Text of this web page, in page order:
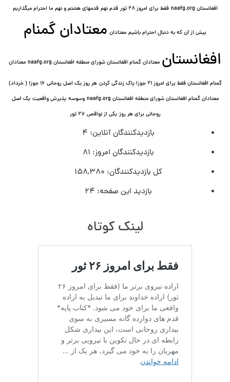
افغانستان naafg.org
فقط برای امروز ۲۸ ثور قدم نهم قدمهای هشتم و نهم ما احترام میگذاریم
بیش از آن که به دنبال احترام باشیم معتادان معتادان گمنام
افغانستان معتادان گمنام افغانستان شورای منطقه افغانستان naafg.org معتادان
گمنام افغانستان فقط برای امروز ۲۱ جوزا پاک زندگی کردن
هر روز یک اصل روحانی ۱۶ جوزا ( خرداد)
معتادان گمنام افغانستان شورای منطقه افغانستان naafg.org
وسوسه پذيرش واقعیت یک اصل
روحانی برای هر روز یکی از نواقص ۲۷ ثور
بازدیدکنندگان آنلاین: 4
بازدیدکنندگان امروز: 81
کل بازدیدکنند‌گان: 158,380
بازدید این صفحه: 24
لینک کوتاه